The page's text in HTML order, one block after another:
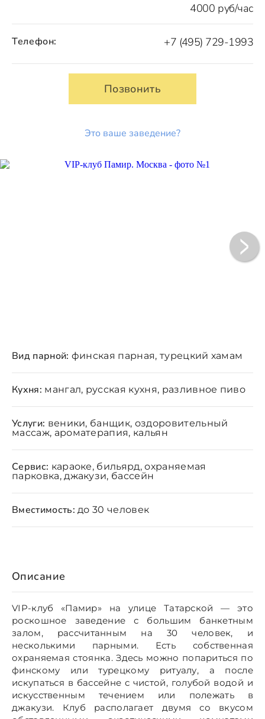
4000 руб/час
Телефон: +7 (495) 729-1993
Позвонить
Это ваше заведение?
Описание
VIP-клуб «Памир» на улице Татарской — это
роскошное заведение с большим банкетным
залом, рассчитанным на 30 человек, и
несколькими парными. Есть собственная
охраняемая стоянка. Здесь можно попариться по
финскому или турецкому ритуалу, а после
искупаться в бассейне с чистой, голубой водой и
искусственным течением или полежать в
джакузи. Клуб располагает двумя со вкусом
Вид парной: финская парная, турецкий хамам
Кухня: мангал, русская кухня, разливное пиво
Услуги: веники, банщик, оздоровительный
массаж, ароматерапия, кальян
Сервис: караоке, бильярд, охраняемая
парковка, джакузи, бассейн
Вместимость: до 30 человек